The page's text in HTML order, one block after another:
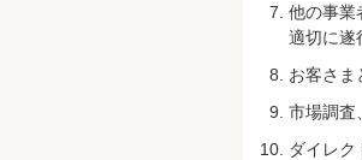
他の事業
適切に遂
お客さま
市場調査
ダイレ